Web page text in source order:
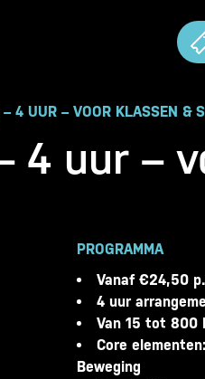
– 4 UUR – VOOR KLASSEN &
4 uur –
PROGRAMMA
Vanaf €24,50
4 uur
Van 15 tot 800
Core
Beweging